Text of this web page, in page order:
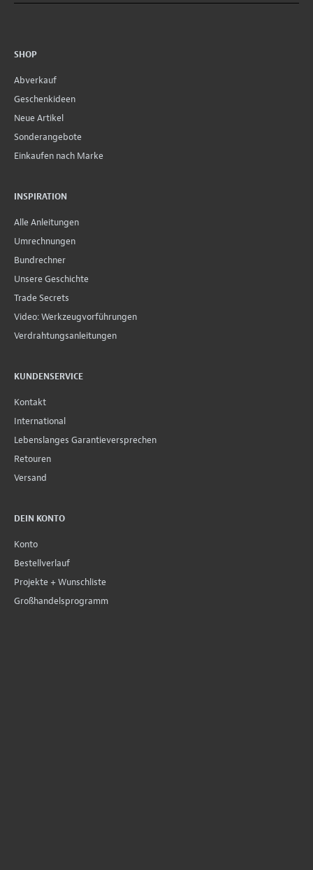
SHOP
Abverkauf
Geschenkideen
Neue Artikel
Sonderangebote
Einkaufen nach Marke
INSPIRATION
Alle Anleitungen
Umrechnungen
Bundrechner
Unsere Geschichte
Trade Secrets
Video: Werkzeugvorführungen
Verdrahtungsanleitungen
KUNDENSERVICE
Kontakt
International
Lebenslanges Garantieversprechen
Retouren
Versand
DEIN KONTO
Konto
Bestellverlauf
Projekte + Wunschliste
Großhandelsprogramm